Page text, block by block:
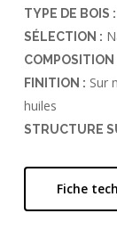
TYPE DE BOIS :
SÉLECTION :
COMPOSITION
FINITION : Sur
huiles
STRUCTURE
Fiche